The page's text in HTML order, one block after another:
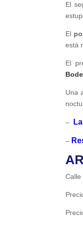
El
El
está
El
Una
–
–
Calle